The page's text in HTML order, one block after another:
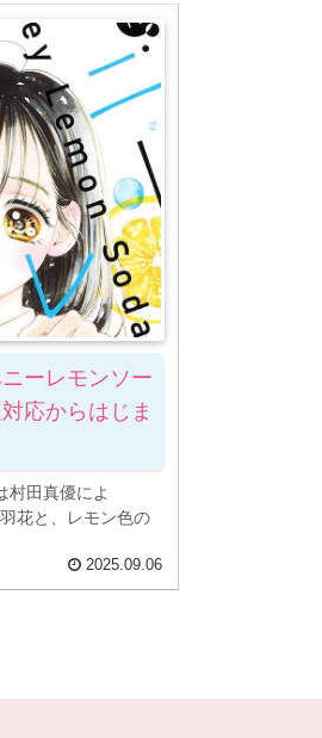
ーレモンソー
応からはじま
村田真優によ
花と、レモン色の
2025.09.06